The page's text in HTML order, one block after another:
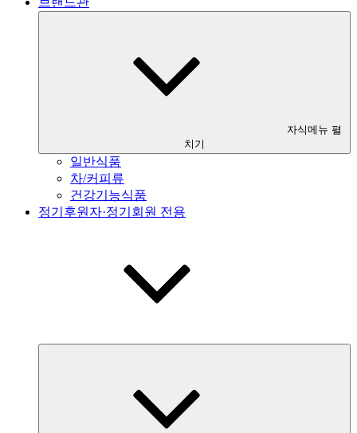
자식메뉴 펼
치기
일반식품
차/커피류
건강기능식품
정기후원자·정기회원 전용